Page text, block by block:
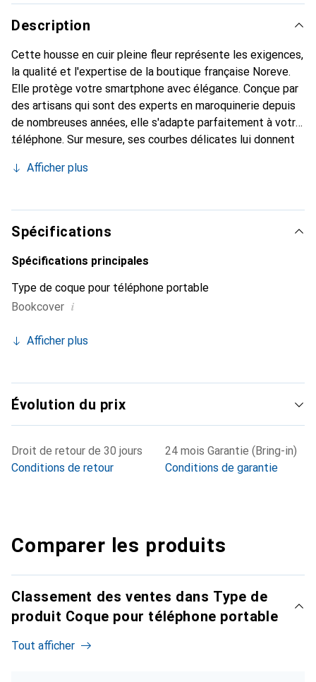
Description
Cette housse en cuir pleine fleur représente les exigences,
la qualité et l'expertise de la boutique française Noreve.
Elle protège votre smartphone avec élégance. Conçue par
des artisans qui sont des experts en maroquinerie depuis
de nombreuses années, elle s'adapte parfaitement à votre
téléphone. Sur mesure, ses courbes délicates lui donnent
chic et indispensable pour votre smartphone. Reconnaître
marque Noreve est un choix sûr pour une clientèle
exigeante.
Afficher plus
Spécifications
Spécifications principales
Type de coque pour téléphone portable
Bookcover i
Afficher plus
Évolution du prix
Droit de retour de 30 jours
Conditions de retour
24 mois Garantie (Bring-in)
Conditions de garantie
Comparer les produits
Classement des ventes dans Type de
produit Coque pour téléphone portable
Tout afficher